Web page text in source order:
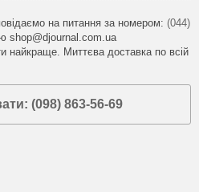
на питання за номером: (044)
shop@djournal.com.ua
найкраще. Миттєва доставка по всій
(098) 863-56-69